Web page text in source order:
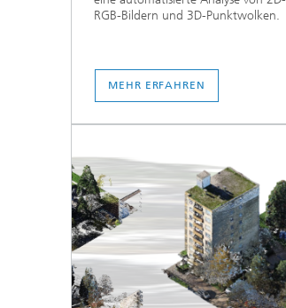
RGB-Bildern und 3D-Punktwolken.
MEHR ERFAHREN